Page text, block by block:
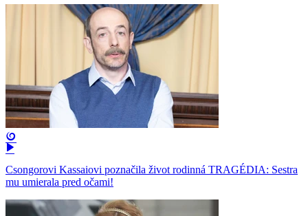
Csongorovi Kassaiovi poznačila život rodinná TRAGÉDIA: Sestra
mu umierala pred očami!